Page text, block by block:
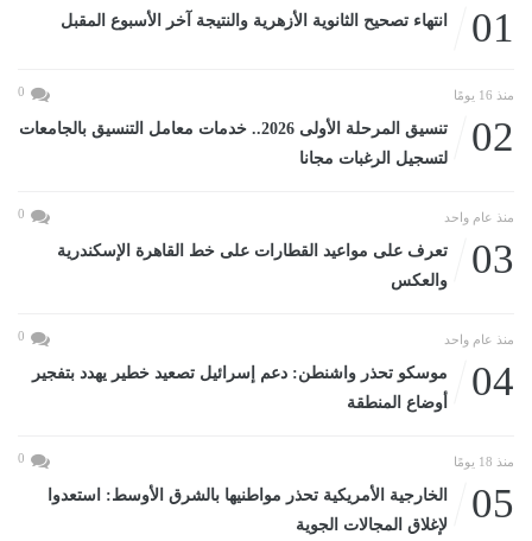
01 انتهاء تصحيح الثانوية الأزهرية والنتيجة آخر الأسبوع المقبل
منذ 16 يومًا 0
02
تنسيق المرحلة الأولى 2026.. خدمات معامل التنسيق بالجامعات
لتسجيل الرغبات مجانا
منذ عام واحد 0
03
تعرف على مواعيد القطارات على خط القاهرة الإسكندرية
والعكس
منذ عام واحد 0
04
موسكو تحذر واشنطن: دعم إسرائيل تصعيد خطير يهدد بتفجير
أوضاع المنطقة
منذ 18 يومًا 0
05
الخارجية الأمريكية تحذر مواطنيها بالشرق الأوسط: استعدوا
لإغلاق المجالات الجوية